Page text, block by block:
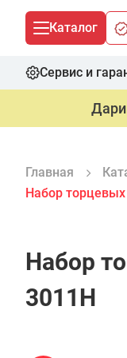
Каталог
Сервис и
Главная
Набор
Набор
3011H